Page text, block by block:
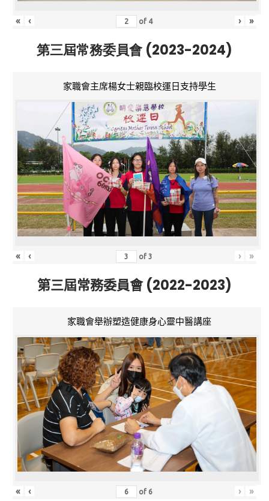
« ‹ of 4 › »
第三屆常務委員會 (2023-2024)
家職會主席楊女士親臨校運日支持學生
« ‹ of3 › »
第三屆常務委員會 (2022-2023)
家職會舉辦塑造健康身心靈中醫講座
« ‹ of 6 › »